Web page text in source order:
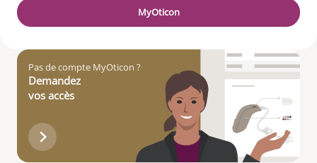
MyOticon
Pas de compte MyOticon ?
Demandez
vos accès